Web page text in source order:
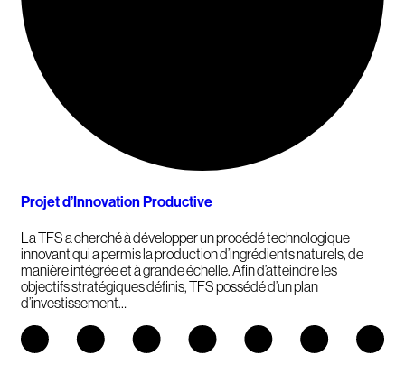
Projet d’Innovation Productive
La TFS a cherché à développer un procédé technologique
innovant qui a permis la production d’ingrédients naturels, de
manière intégrée et à grande échelle. Afin d’atteindre les
objectifs stratégiques définis, TFS possédé d’un plan
d’investissement…